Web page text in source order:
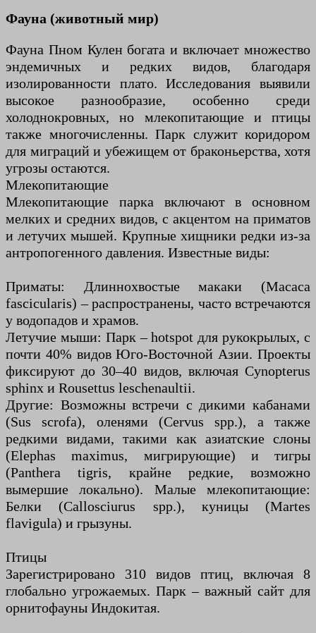
Фауна (животный мир)
Фауна Пном Кулен богата и включает множество
эндемичных и редких видов, благодаря
изолированности плато. Исследования выявили
высокое разнообразие, особенно среди
холоднокровных, но млекопитающие и птицы
также многочисленны. Парк служит коридором
для миграций и убежищем от браконьерства, хотя
угрозы остаются.
Млекопитающие
Млекопитающие парка включают в основном
мелких и средних видов, с акцентом на приматов
и летучих мышей. Крупные хищники редки из-за
антропогенного давления. Известные виды:
Приматы: Длиннохвостые макаки (Macaca
fascicularis) – распространены, часто встречаются
у водопадов и храмов.
Летучие мыши: Парк – hotspot для рукокрылых, с
почти 40% видов Юго-Восточной Азии. Проекты
фиксируют до 30–40 видов, включая Cynopterus
sphinx и Rousettus leschenaultii.
Другие: Возможны встречи с дикими кабанами
(Sus scrofa), оленями (Cervus spp.), а также
редкими видами, такими как азиатские слоны
(Elephas maximus, мигрирующие) и тигры
(Panthera tigris, крайне редкие, возможно
вымершие локально). Малые млекопитающие:
Белки (Callosciurus spp.), куницы (Martes
flavigula) и грызуны.
Птицы
Зарегистрировано 310 видов птиц, включая 8
глобально угрожаемых. Парк – важный сайт для
орнитофауны Индокитая.